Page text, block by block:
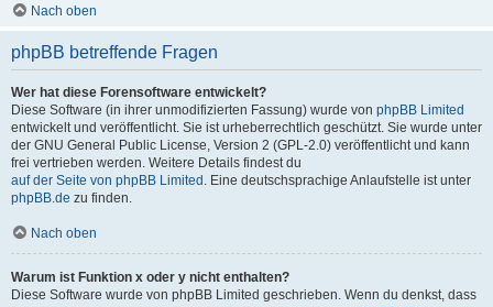
Nach oben
phpBB betreffende Fragen
Wer hat diese Forensoftware entwickelt?
Diese Software (in ihrer unmodifizierten Fassung) wurde von phpBB Limited
entwickelt und veröffentlicht. Sie ist urheberrechtlich geschützt. Sie wurde unter
der GNU General Public License, Version 2 (GPL-2.0) veröffentlicht und kann
frei vertrieben werden. Weitere Details findest du
auf der Seite von phpBB Limited . Eine deutschsprachige Anlaufstelle ist unter
phpBB.de zu finden.
Nach oben
Warum ist Funktion x oder y nicht enthalten?
Diese Software wurde von phpBB Limited geschrieben. Wenn du denkst, dass